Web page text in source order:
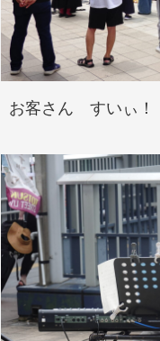
お客さん すいぃ！